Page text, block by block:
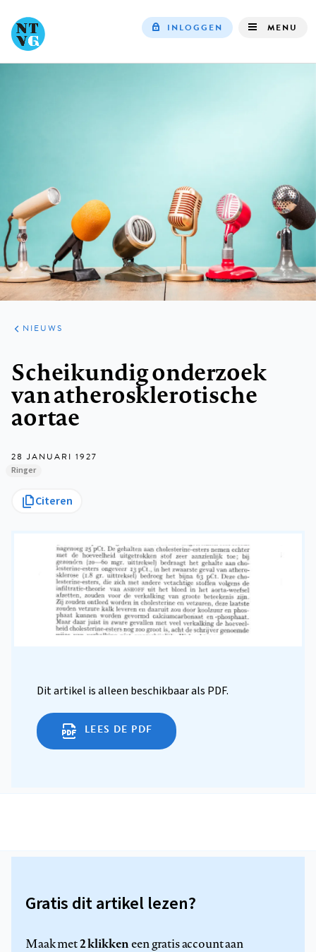
INLOGGEN MENU
ARTIKELEN
HET
KORT
NIEUWS
Scheikundig onderzoek
van atherosklerotische
aortae
28 JANUARI 1927
Ringer
Citeren
Dit artikel is alleen beschikbaar als PDF.
LEES DE PDF
Gratis dit artikel lezen?
Maak met2 klikkeneen gratis account aan